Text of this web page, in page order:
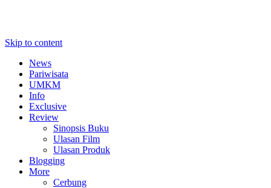
Skip to content
News
Pariwisata
UMKM
Info
Exclusive
Review
Sinopsis Buku
Ulasan Film
Ulasan Produk
Blogging
More
Cerbung